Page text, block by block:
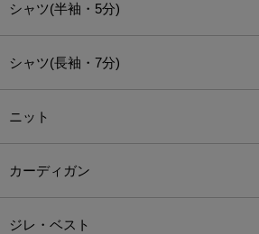
シャツ(半袖・5分)
シャツ(長袖・7分)
ニット
カーディガン
ジレ・ベスト